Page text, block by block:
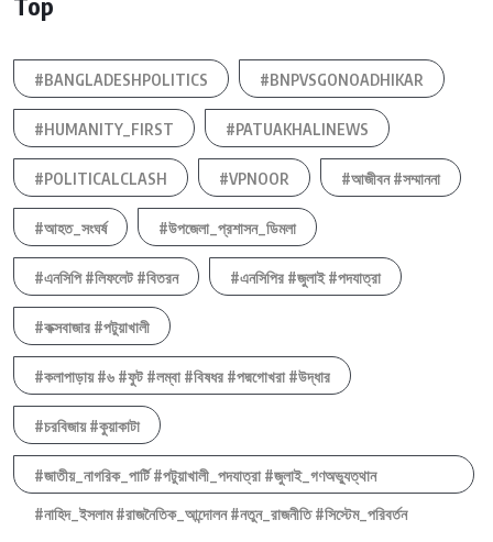
#BANGLADESHPOLITICS #BNPVSGONOADHIKAR
#HUMANITY_FIRST #PATUAKHALINEWS
#POLITICALCLASH #VPNOOR #আজীবন #সম্মাননা
#আহত_সংঘর্ষ #উপজেলা_প্রশাসন_ডিমলা
#এনসিপি #লিফলেট #বিতরন #এনসিপির #জুলাই #পদযাত্রা
#কক্সবাজার #পটুয়াখালী
#কলাপাড়ায় #৬ #ফুট #লম্বা #বিষধর #পদ্মগোখরা #উদ্ধার
#চরবিজায় #কুয়াকাটা
#জাতীয়_নাগরিক_পার্টি #পটুয়াখালী_পদযাত্রা #জুলাই_গণঅভ্যুত্থান
#নাহিদ_ইসলাম #রাজনৈতিক_আন্দোলন #নতুন_রাজনীতি #সিস্টেম_পরিবর্তন